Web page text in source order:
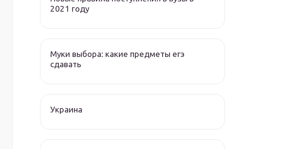
2021 году
Муки выбора: какие предметы егэ
сдавать
Украина